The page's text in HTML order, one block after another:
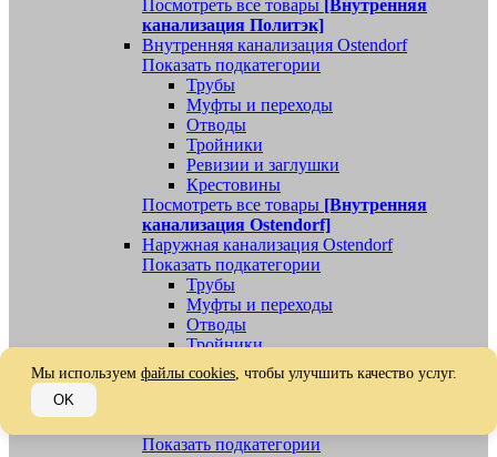
Посмотреть все товары [Внутренняя
канализация Политэк]
Внутренняя канализация Ostendorf
Показать подкатегории
Трубы
Муфты и переходы
Отводы
Тройники
Ревизии и заглушки
Крестовины
Посмотреть все товары [Внутренняя
канализация Ostendorf]
Наружная канализация Ostendorf
Показать подкатегории
Трубы
Муфты и переходы
Отводы
Тройники
Ревизии, заглушки, обратные клапаны
Посмотреть все товары[Наружная
Показать подкатегории
Мы используем файлы cookies, чтобы улучшить качество услуг.
OK